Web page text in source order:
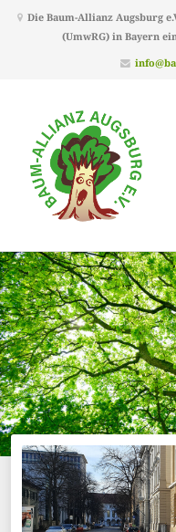
Die Baum-Allianz Augsburg
(UmwRG) in Bayern